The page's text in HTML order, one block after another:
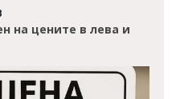
на цените в лева и